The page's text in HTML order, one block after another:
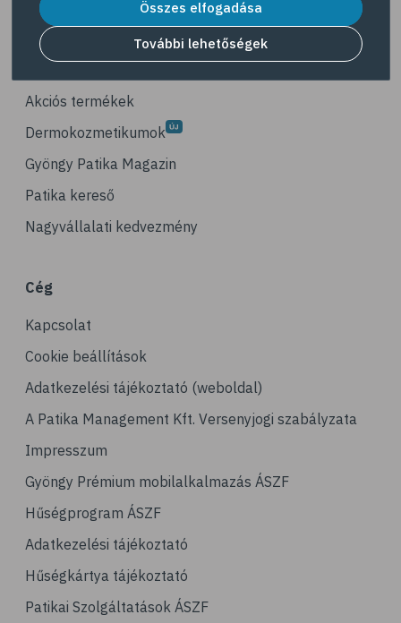
# reuma
# ízületi fájdalom
# ízületek
# porckopás
# csonttörés
# mozgásszervi problémák
# köszvény
# ínhüvelygyulladás
# tél
# vérnyomásmérés
# kardiológia
# kardiovaszkuláris betegségek
# szív- és érrendszer
tekintheti meg.
Navigáció
Akciós termékek
Dermokozmetikumok
Gyöngy Patika Magazin
Patika kereső
Nagyvállalati kedvezmény
Cég
Kapcsolat
Cookie beállítások
Adatkezelési tájékoztató (weboldal)
A Patika Management Kft. Versenyjogi szabályzata
Impresszum
Gyöngy Prémium mobilalkalmazás ÁSZF
Hűségprogram ÁSZF
Adatkezelési tájékoztató
Hűségkártya tájékoztató
Patikai Szolgáltatások ÁSZF
Összes elfogadása
További lehetőségek